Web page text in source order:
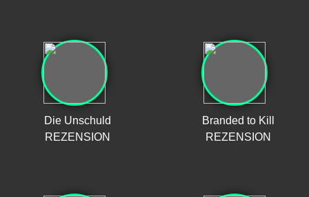
Die Unschuld
REZENSION
Branded to Kill
REZENSION